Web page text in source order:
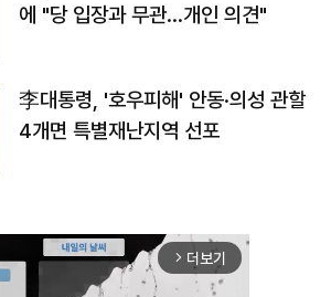
에 "당 입장과 무관…개인 의견"
李대통령, '호우피해' 안동·의성 관할
4개면 특별재난지역 선포
arrow_forward_ios 더보기